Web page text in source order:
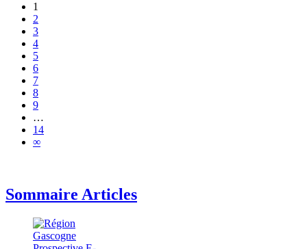
1
2
3
4
5
6
7
8
9
…
14
∞
Sommaire Articles